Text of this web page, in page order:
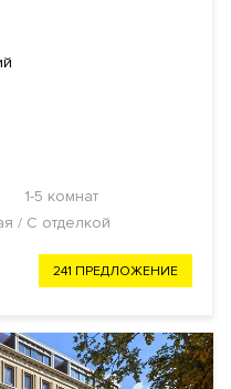
1-5 комнат
/ С отделкой
241 ПРЕДЛОЖЕНИЕ